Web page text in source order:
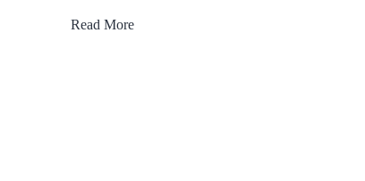
Read More